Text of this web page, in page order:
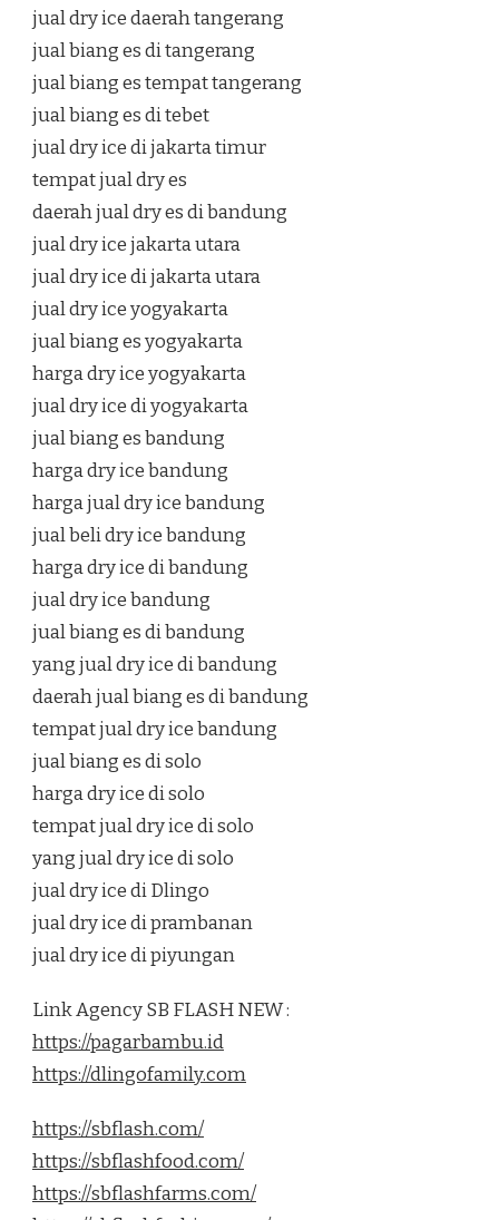
jual dry ice daerah tangerang
jual biang es di tangerang
jual biang es tempat tangerang
jual biang es di tebet
jual dry ice di jakarta timur
tempat jual dry es
daerah jual dry es di bandung
jual dry ice jakarta utara
jual dry ice di jakarta utara
jual dry ice yogyakarta
jual biang es yogyakarta
harga dry ice yogyakarta
jual dry ice di yogyakarta
jual biang es bandung
harga dry ice bandung
harga jual dry ice bandung
jual beli dry ice bandung
harga dry ice di bandung
jual dry ice bandung
jual biang es di bandung
yang jual dry ice di bandung
daerah jual biang es di bandung
tempat jual dry ice bandung
jual biang es di solo
harga dry ice di solo
tempat jual dry ice di solo
yang jual dry ice di solo
jual dry ice di Dlingo
jual dry ice di prambanan
jual dry ice di piyungan
Link Agency SB FLASH NEW :
https://pagarbambu.id
https://dlingofamily.com
https://sbflash.com/
https://sbflashfood.com/
https://sbflashfarms.com/